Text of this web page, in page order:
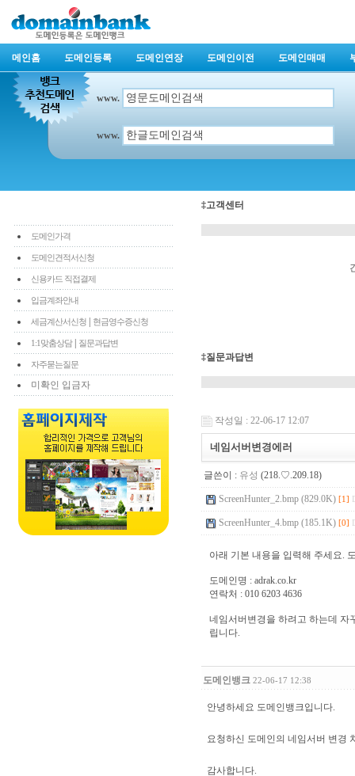
메인홈 도메인등록 도메인연장 도메인이전 도메인매매
www.
www.
도메인가격
도메인견적서신청
신용카드 직접결제
입금계좌안내
세금계산서신청 현금영수증신청
1:1맞춤상담| 질문과답변
자주묻는질문
미확인 입금자
‡고객센터
‡질문과답변
작성일 : 22-06-17 12:07
네임서버변경에러
글쓴이 : 유성 (218.♡.209.18)
ScreenHunter_2.bmp (829.0K) [1]
ScreenHunter_4.bmp (185.1K) [0]
아래 기본 내용을 입력해 주세요.
도메인명 : adrak.co.kr
연락처 : 010 6203 4636
네임서버변경을 하려고 하는데 자
립니다.
도메인뱅크 22-06-17 12:38
안녕하세요 도메인뱅크입니다.
요청하신 도메인의 네임서버 변경
감사합니다.